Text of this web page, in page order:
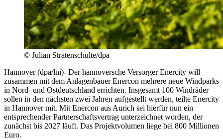
© Julian Stratenschulte/dpa
Hannover (dpa/lni)- Der hannoversche Versorger Enercity will
zusammen mit dem Anlagenbauer Enercon mehrere neue Windparks
in Nord- und Ostdeutschland errichten. Insgesamt 100 Windräder
sollen in den nächsten zwei Jahren aufgestellt werden, teilte Enercity
in Hannover mit. Mit Enercon aus Aurich sei hierfür nun ein
entsprechender Partnerschaftsvertrag unterzeichnet worden, der
zunächst bis 2027 läuft. Das Projektvolumen liege bei 800 Millionen
Euro.